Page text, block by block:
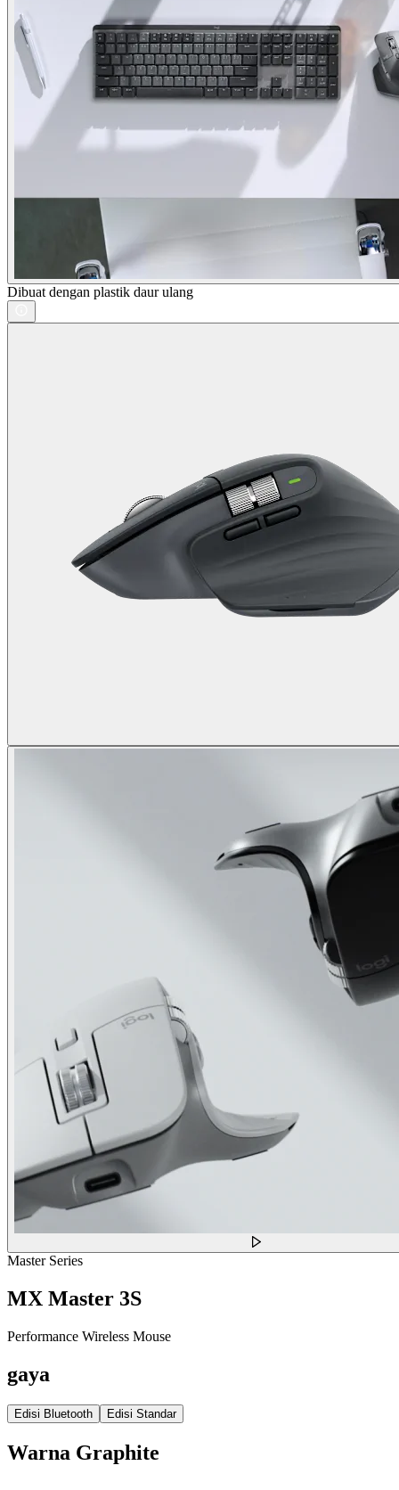
Dibuat dengan plastik daur ulang
Master Series
MX Master 3S
Performance Wireless Mouse
gaya
Edisi Bluetooth Edisi Standar
Warna Graphite